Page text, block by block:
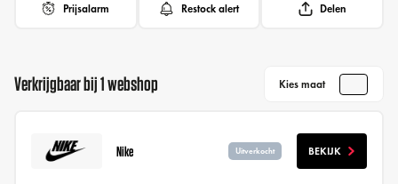
Prijsalarm Restock alert Delen
Verkrijgbaar bij 1 webshop Kies maat
Nike Uitverkocht BEKIJK